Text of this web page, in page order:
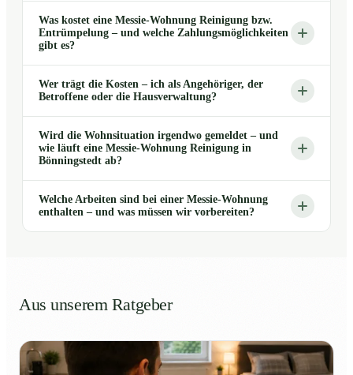
Was kostet eine Messie-Wohnung Reinigung bzw.
Entrümpelung – und welche Zahlungsmöglichkeiten
gibt es?
Wer trägt die Kosten – ich als Angehöriger, der
Betroffene oder die Hausverwaltung?
Wird die Wohnsituation irgendwo gemeldet – und
wie läuft eine Messie-Wohnung Reinigung in
Bönningstedt ab?
Welche Arbeiten sind bei einer Messie-Wohnung
enthalten – und was müssen wir vorbereiten?
Aus unserem Ratgeber